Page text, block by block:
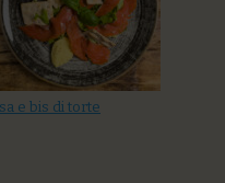
e bis di torte